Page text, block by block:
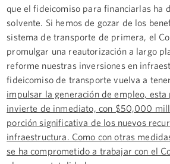
que el fideicomiso para financiarlas ha
solvente. Si hemos de gozar de los
sistema de transporte de primera, el
promulgar una reautorización a largo
reforme nuestras inversiones en
fideicomiso de transporte vuelva a
impulsar la generación de empleo,
invierte de inmediato, con $50,000
porción significativa de los nuevos
infraestructura. Como con otras
se ha comprometido a trabajar con el